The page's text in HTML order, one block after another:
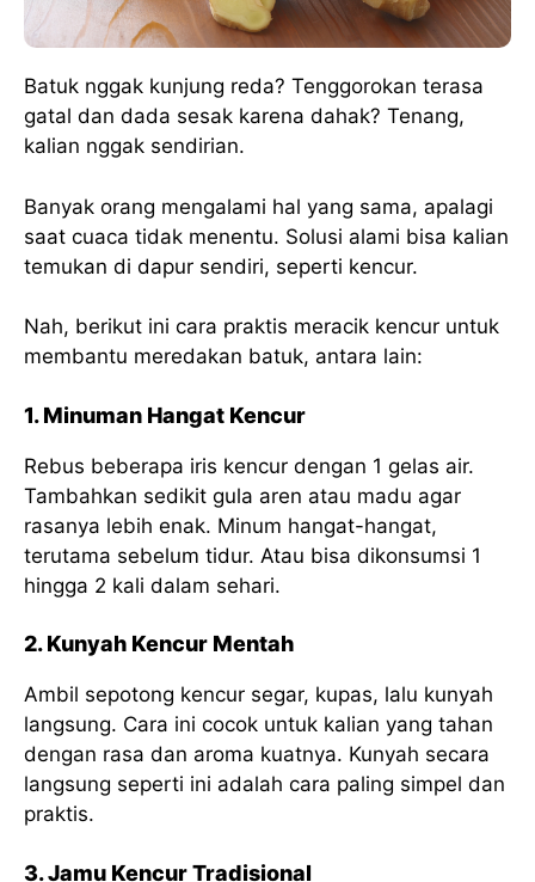
Batuk nggak kunjung reda? Tenggorokan terasa
gatal dan dada sesak karena dahak? Tenang,
kalian nggak sendirian.
Banyak orang mengalami hal yang sama, apalagi
saat cuaca tidak menentu. Solusi alami bisa kalian
temukan di dapur sendiri, seperti kencur.
Nah, berikut ini cara praktis meracik kencur untuk
membantu meredakan batuk, antara lain:
1. Minuman Hangat Kencur
Rebus beberapa iris kencur dengan 1 gelas air.
Tambahkan sedikit gula aren atau madu agar
rasanya lebih enak. Minum hangat-hangat,
terutama sebelum tidur. Atau bisa dikonsumsi 1
hingga 2 kali dalam sehari.
2. Kunyah Kencur Mentah
Ambil sepotong kencur segar, kupas, lalu kunyah
langsung. Cara ini cocok untuk kalian yang tahan
dengan rasa dan aroma kuatnya. Kunyah secara
langsung seperti ini adalah cara paling simpel dan
praktis.
3. Jamu Kencur Tradisional